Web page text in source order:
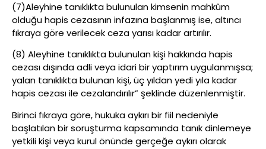
(7)Aleyhine tanıklıkta bulunulan kimsenin mahkûm
olduğu hapis cezasının infazına başlanmış ise, altıncı
fıkraya göre verilecek ceza yarısı kadar artırılır.
(8) Aleyhine tanıklıkta bulunulan kişi hakkında hapis
cezası dışında adli veya idari bir yaptırım uygulanmışsa;
yalan tanıklıkta bulunan kişi, üç yıldan yedi yıla kadar
hapis cezası ile cezalandırılır” şeklinde düzenlenmiştir.
Birinci fıkraya göre, hukuka aykırı bir fiil nedeniyle
başlatılan bir soruşturma kapsamında tanık dinlemeye
yetkili kişi veya kurul önünde gerçeğe aykırı olarak